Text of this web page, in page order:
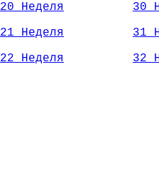
20 Неделя
21 Неделя
22 Неделя
30
31
32